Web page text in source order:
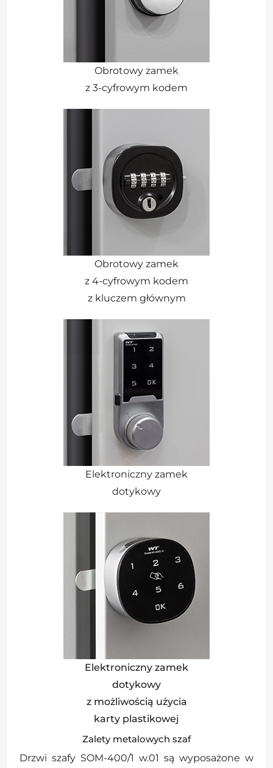
Obrotowy zamek
z 3-cyfrowym kodem
Obrotowy zamek
z 4-cyfrowym kodem
z kluczem głównym
Elektroniczny zamek
dotykowy
Elektroniczny zamek
dotykowy
z możliwością użycia
karty plastikowej
Zalety metalowych szaf
Drzwi szafy SOM-400/1 w.01 są wyposażone w